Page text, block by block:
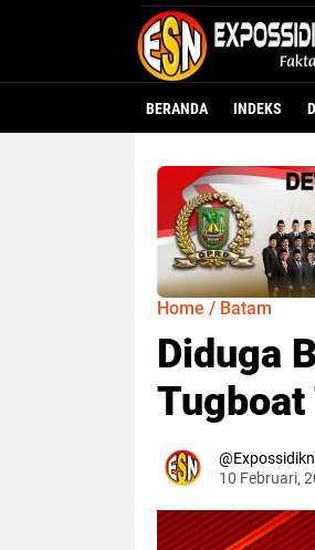
BERANDA INDEKS
Home / Batam
Diduga
Tugboat
10 Februari,